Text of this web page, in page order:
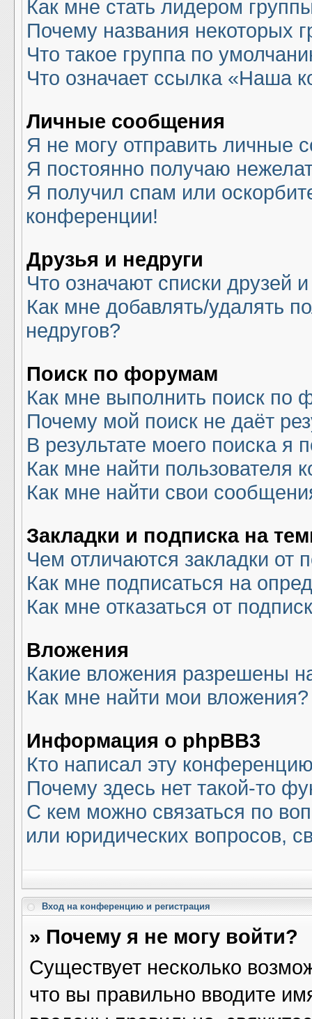
Как мне стать лидером
Почему названия некоторых
Что такое группа по
Что означает ссылка «Наша
Личные сообщения
Я не могу отправить личные
Я постоянно получаю
Я получил спам или
конференции!
Друзья и недруги
Что означают списки друзей
Как мне добавлять/удалять
недругов?
Поиск по форумам
Как мне выполнить поиск
Почему мой поиск не даёт
В результате моего поиска я
Как мне найти пользователя
Как мне найти свои
Закладки и подписка на
Чем отличаются закладки от
Как мне подписаться на
Как мне отказаться от
Вложения
Какие вложения разрешены
Как мне найти мои вложения?
Информация о phpBB3
Кто написал эту
Почему здесь нет такой-то
С кем можно связаться по
или юридических вопросов,
Вход на конференцию и регистрация
» Почему я не могу войти?
Существует несколько
что вы правильно вводите